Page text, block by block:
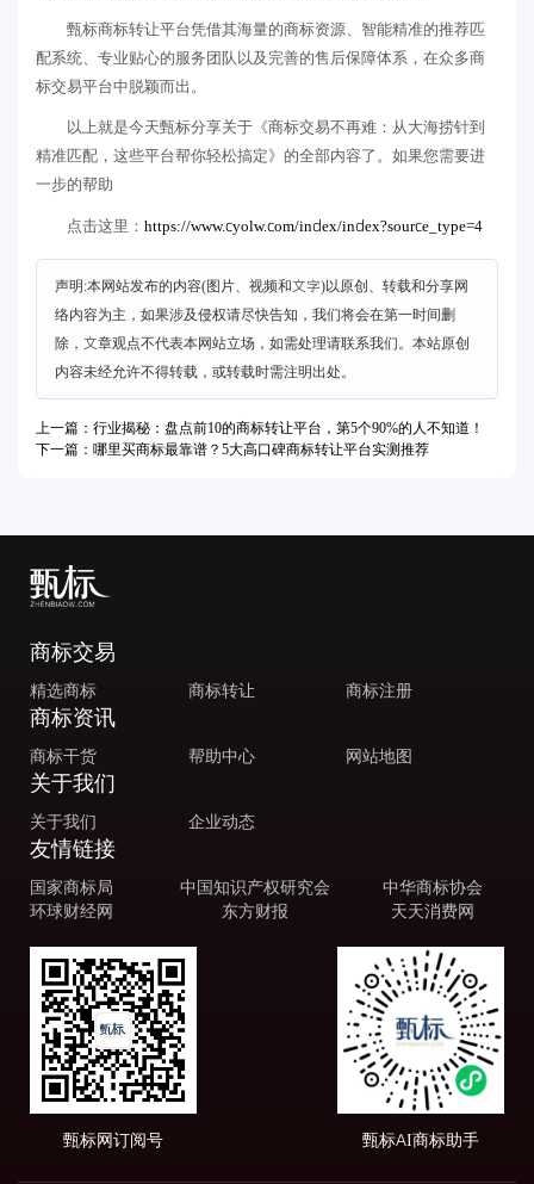
甄标商标转让平台凭借其海量的商标资源、智能精准的推荐匹
配系统、专业贴心的服务团队以及完善的售后保障体系，在众多商
标交易平台中脱颖而出。
以上就是今天甄标分享关于《商标交易不再难：从大海捞针到
精准匹配，这些平台帮你轻松搞定》的全部内容了。如果您需要进
一步的帮助
点击这里： https://www.cyolw.com/index/index?source_type=4
声明:本网站发布的内容(图片、视频和文字)以原创、转载和分享网
络内容为主，如果涉及侵权请尽快告知，我们将会在第一时间删
除，文章观点不代表本网站立场，如需处理请联系我们。本站原创
内容未经允许不得转载，或转载时需注明出处。
上一篇：行业揭秘：盘点前10的商标转让平台，第5个90%的人不知道！
下一篇：哪里买商标最靠谱？5大高口碑商标转让平台实测推荐
商标交易
精选商标 商标转让 商标注册
商标资讯
商标干货 帮助中心 网站地图
关于我们
关于我们 企业动态
友情链接
国家商标局 中国知识产权研究会
中华商标协会
环球财经网
东方财报 天天消费网
甄标网订阅号 甄标AI商标助手